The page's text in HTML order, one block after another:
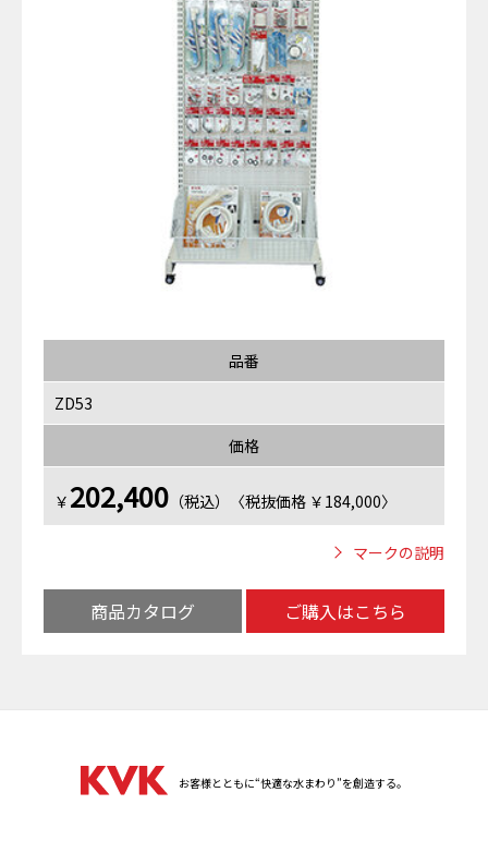
品番
ZD53
価格
￥ 202,400 （税込）〈税抜価格 ￥184,000〉
マークの説明
商品カタログ ご購入はこちら
お客様とともに“快適な水まわり”を創造する。